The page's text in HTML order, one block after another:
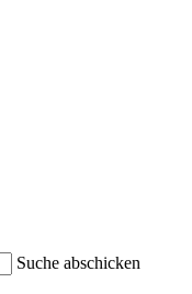
Suche abschicken